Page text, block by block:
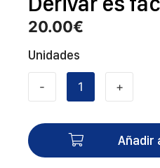
20.00€
Unidades
- +
Añadir